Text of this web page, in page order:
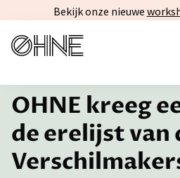
Bekijk onze nieuwe
← Inspiratie
OHNE kreeg
de erelijst van